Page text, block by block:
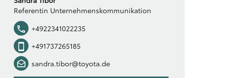
Referentin Unternehmenskommunikation
+4922341022235
+491737265185
sandra.tibor@toyota.de